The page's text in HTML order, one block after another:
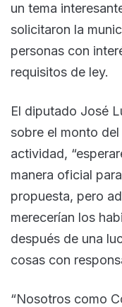
un tema
solicitaron la
personas con
requisitos de ley.
El diputado José
sobre el monto
actividad,
manera oficial
propuesta, pero
merecerían los
después de una
cosas con
“Nosotros como